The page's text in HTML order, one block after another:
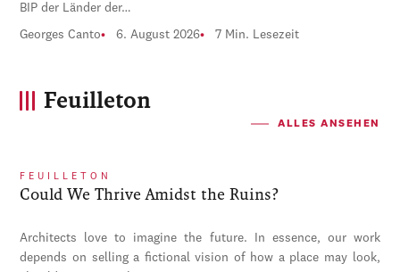
BIP der Länder der…
Georges Canto 6. August 2026 7 Min. Lesezeit
Feuilleton
ALLES ANSEHEN
FEUILLETON
Could We Thrive Amidst the Ruins?
Architects love to imagine the future. In essence, our work
depends on selling a fictional vision of how a place may look,